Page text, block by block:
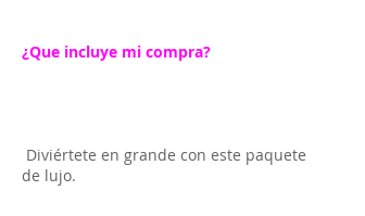
¿Que incluye mi compra?
Diviértete en grande con este paquete
de lujo.